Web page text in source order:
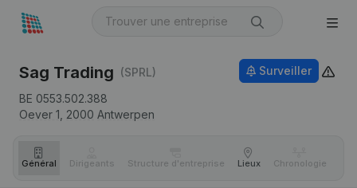
Sag Trading (SPRL)
BE 0553.502.388
Oever 1, 2000 Antwerpen
Surveiller
Général Dirigeants Structure d'entreprise Lieux Chronologie